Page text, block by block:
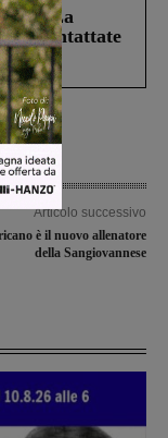
La
contattate
Articolo successivo
è il nuovo allenatore
della Sangiovannese